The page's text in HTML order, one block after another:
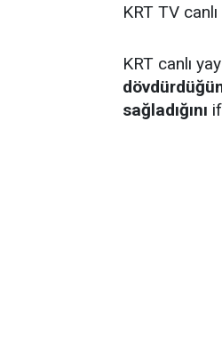
KRT TV
KRT canlı
sağladığını